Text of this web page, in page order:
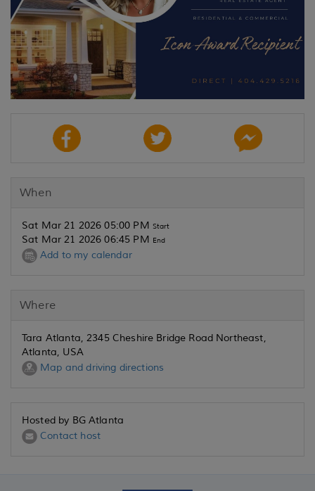
When
Sat Mar 21 2026 05:00 PM Start
Sat Mar 21 2026 06:45 PM End
Add to my calendar
Where
Tara Atlanta, 2345 Cheshire Bridge Road Northeast,
Atlanta, USA
Map and driving directions
Hosted by BG Atlanta
Contact host